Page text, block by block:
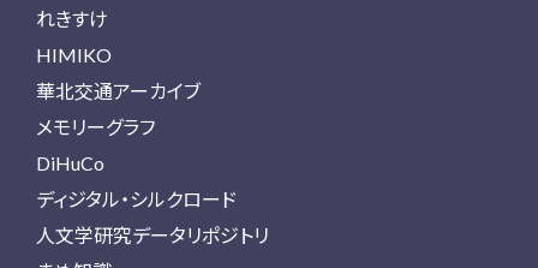
れきすけ
HIMIKO
華北交通アーカイブ
メモリーグラフ
DiHuCo
ディジタル・シルクロード
人文学研究データリポジトリ